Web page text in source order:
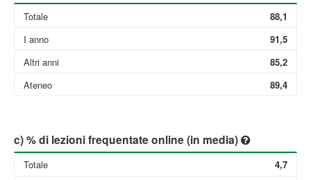
Totale
I anno
Altri anni
Ateneo
88,1
91,5
85,2
89,4
c) % di lezioni frequentate online (in media)
Totale
4,7